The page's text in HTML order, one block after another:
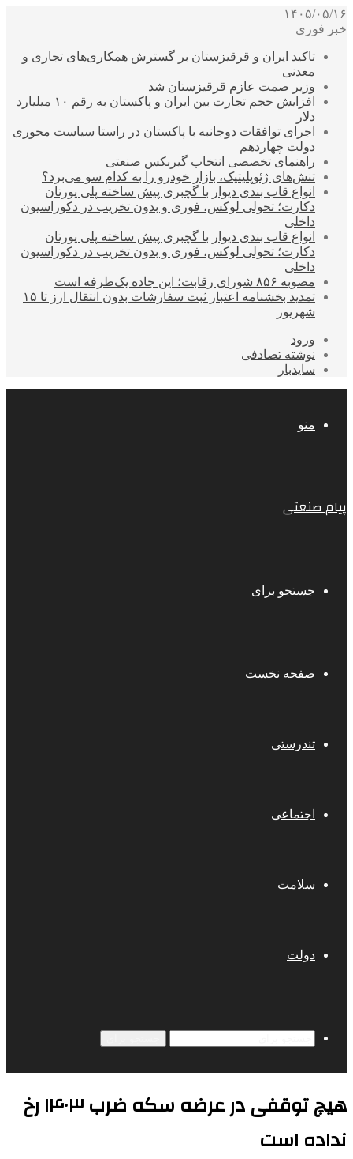
۱۴۰۵/۰۵/۱۶
خبر فوری
تاکید ایران و قرقیزستان بر گسترش همکاری‌های تجاری و
معدنی
وزیر صمت عازم قرقیزستان شد
افزایش حجم تجارت بین ایران و پاکستان به رقم ۱۰ میلیارد
دلار
اجرای توافقات دوجانبه با پاکستان در راستا سیاست محوری
دولت چهاردهم
راهنمای تخصصی انتخاب گیربکس صنعتی
تنش‌های ژئوپلیتیک، بازار خودرو را به کدام سو می‌برد؟
انواع قاب بندی دیوار با گچبری پیش ساخته پلی یورتان
دکارت؛ تحولی لوکس، فوری و بدون تخریب در دکوراسیون
داخلی
انواع قاب بندی دیوار با گچبری پیش ساخته پلی یورتان
دکارت؛ تحولی لوکس، فوری و بدون تخریب در دکوراسیون
داخلی
مصوبه ۸۵۶ شورای رقابت؛ این جاده یک‌طرفه است
تمدید بخشنامه اعتبار ثبت سفارشات بدون انتقال ارز تا ۱۵
شهریور
ورود
نوشته تصادفی
سایدبار
منو
پیام صنعتی
جستجو برای
صفحه نخست
تندرستی
اجتماعی
سلامت
دولت
هیچ توقفی در عرضه سکه ضرب ۱۴۰۳ رخ
نداده است